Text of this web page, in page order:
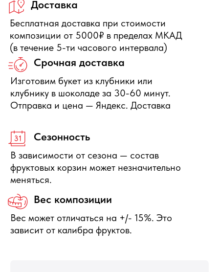
Отправить заявку
Нужна помощь с выбором?
Оставьте свои данные, мы свяжемся с Вами в
ближайшее время и ответим на Ваши вопросы